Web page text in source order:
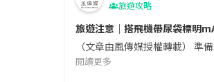
旅遊攻略
旅遊注意｜搭飛機帶尿袋標明
（文章由風傳媒授權轉載）
閱讀更多